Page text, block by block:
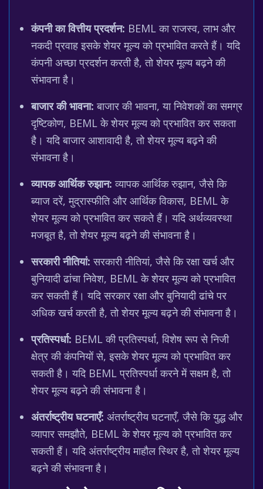
कंपनी का वित्तीय प्रदर्शन: BEML का राजस्व, लाभ और
नकदी प्रवाह इसके शेयर मूल्य को प्रभावित करते हैं। यदि
कंपनी अच्छा प्रदर्शन करती है, तो शेयर मूल्य बढ़ने की
संभावना है।
बाजार की भावना: बाजार की भावना, या निवेशकों का समग्र
दृष्टिकोण, BEML के शेयर मूल्य को प्रभावित कर सकता
है। यदि बाजार आशावादी है, तो शेयर मूल्य बढ़ने की
संभावना है।
व्यापक आर्थिक रुझान: व्यापक आर्थिक रुझान, जैसे कि
ब्याज दरें, मुद्रास्फीति और आर्थिक विकास, BEML के
शेयर मूल्य को प्रभावित कर सकते हैं। यदि अर्थव्यवस्था
मजबूत है, तो शेयर मूल्य बढ़ने की संभावना है।
सरकारी नीतियां: सरकारी नीतियां, जैसे कि रक्षा खर्च और
बुनियादी ढांचा निवेश, BEML के शेयर मूल्य को प्रभावित
कर सकती हैं। यदि सरकार रक्षा और बुनियादी ढांचे पर
अधिक खर्च करती है, तो शेयर मूल्य बढ़ने की संभावना है।
प्रतिस्पर्धा: BEML की प्रतिस्पर्धा, विशेष रूप से निजी
क्षेत्र की कंपनियों से, इसके शेयर मूल्य को प्रभावित कर
सकती है। यदि BEML प्रतिस्पर्धा करने में सक्षम है, तो
शेयर मूल्य बढ़ने की संभावना है।
अंतर्राष्ट्रीय घटनाएँ: अंतर्राष्ट्रीय घटनाएँ, जैसे कि युद्ध और
व्यापार समझौते, BEML के शेयर मूल्य को प्रभावित कर
सकती हैं। यदि अंतर्राष्ट्रीय माहौल स्थिर है, तो शेयर मूल्य
बढ़ने की संभावना है।